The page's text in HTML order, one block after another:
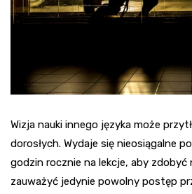
Wizja nauki innego języka może
dorosłych. Wydaje się nieosiągalne
godzin rocznie na lekcje, aby
zauważyć jedynie powolny postęp